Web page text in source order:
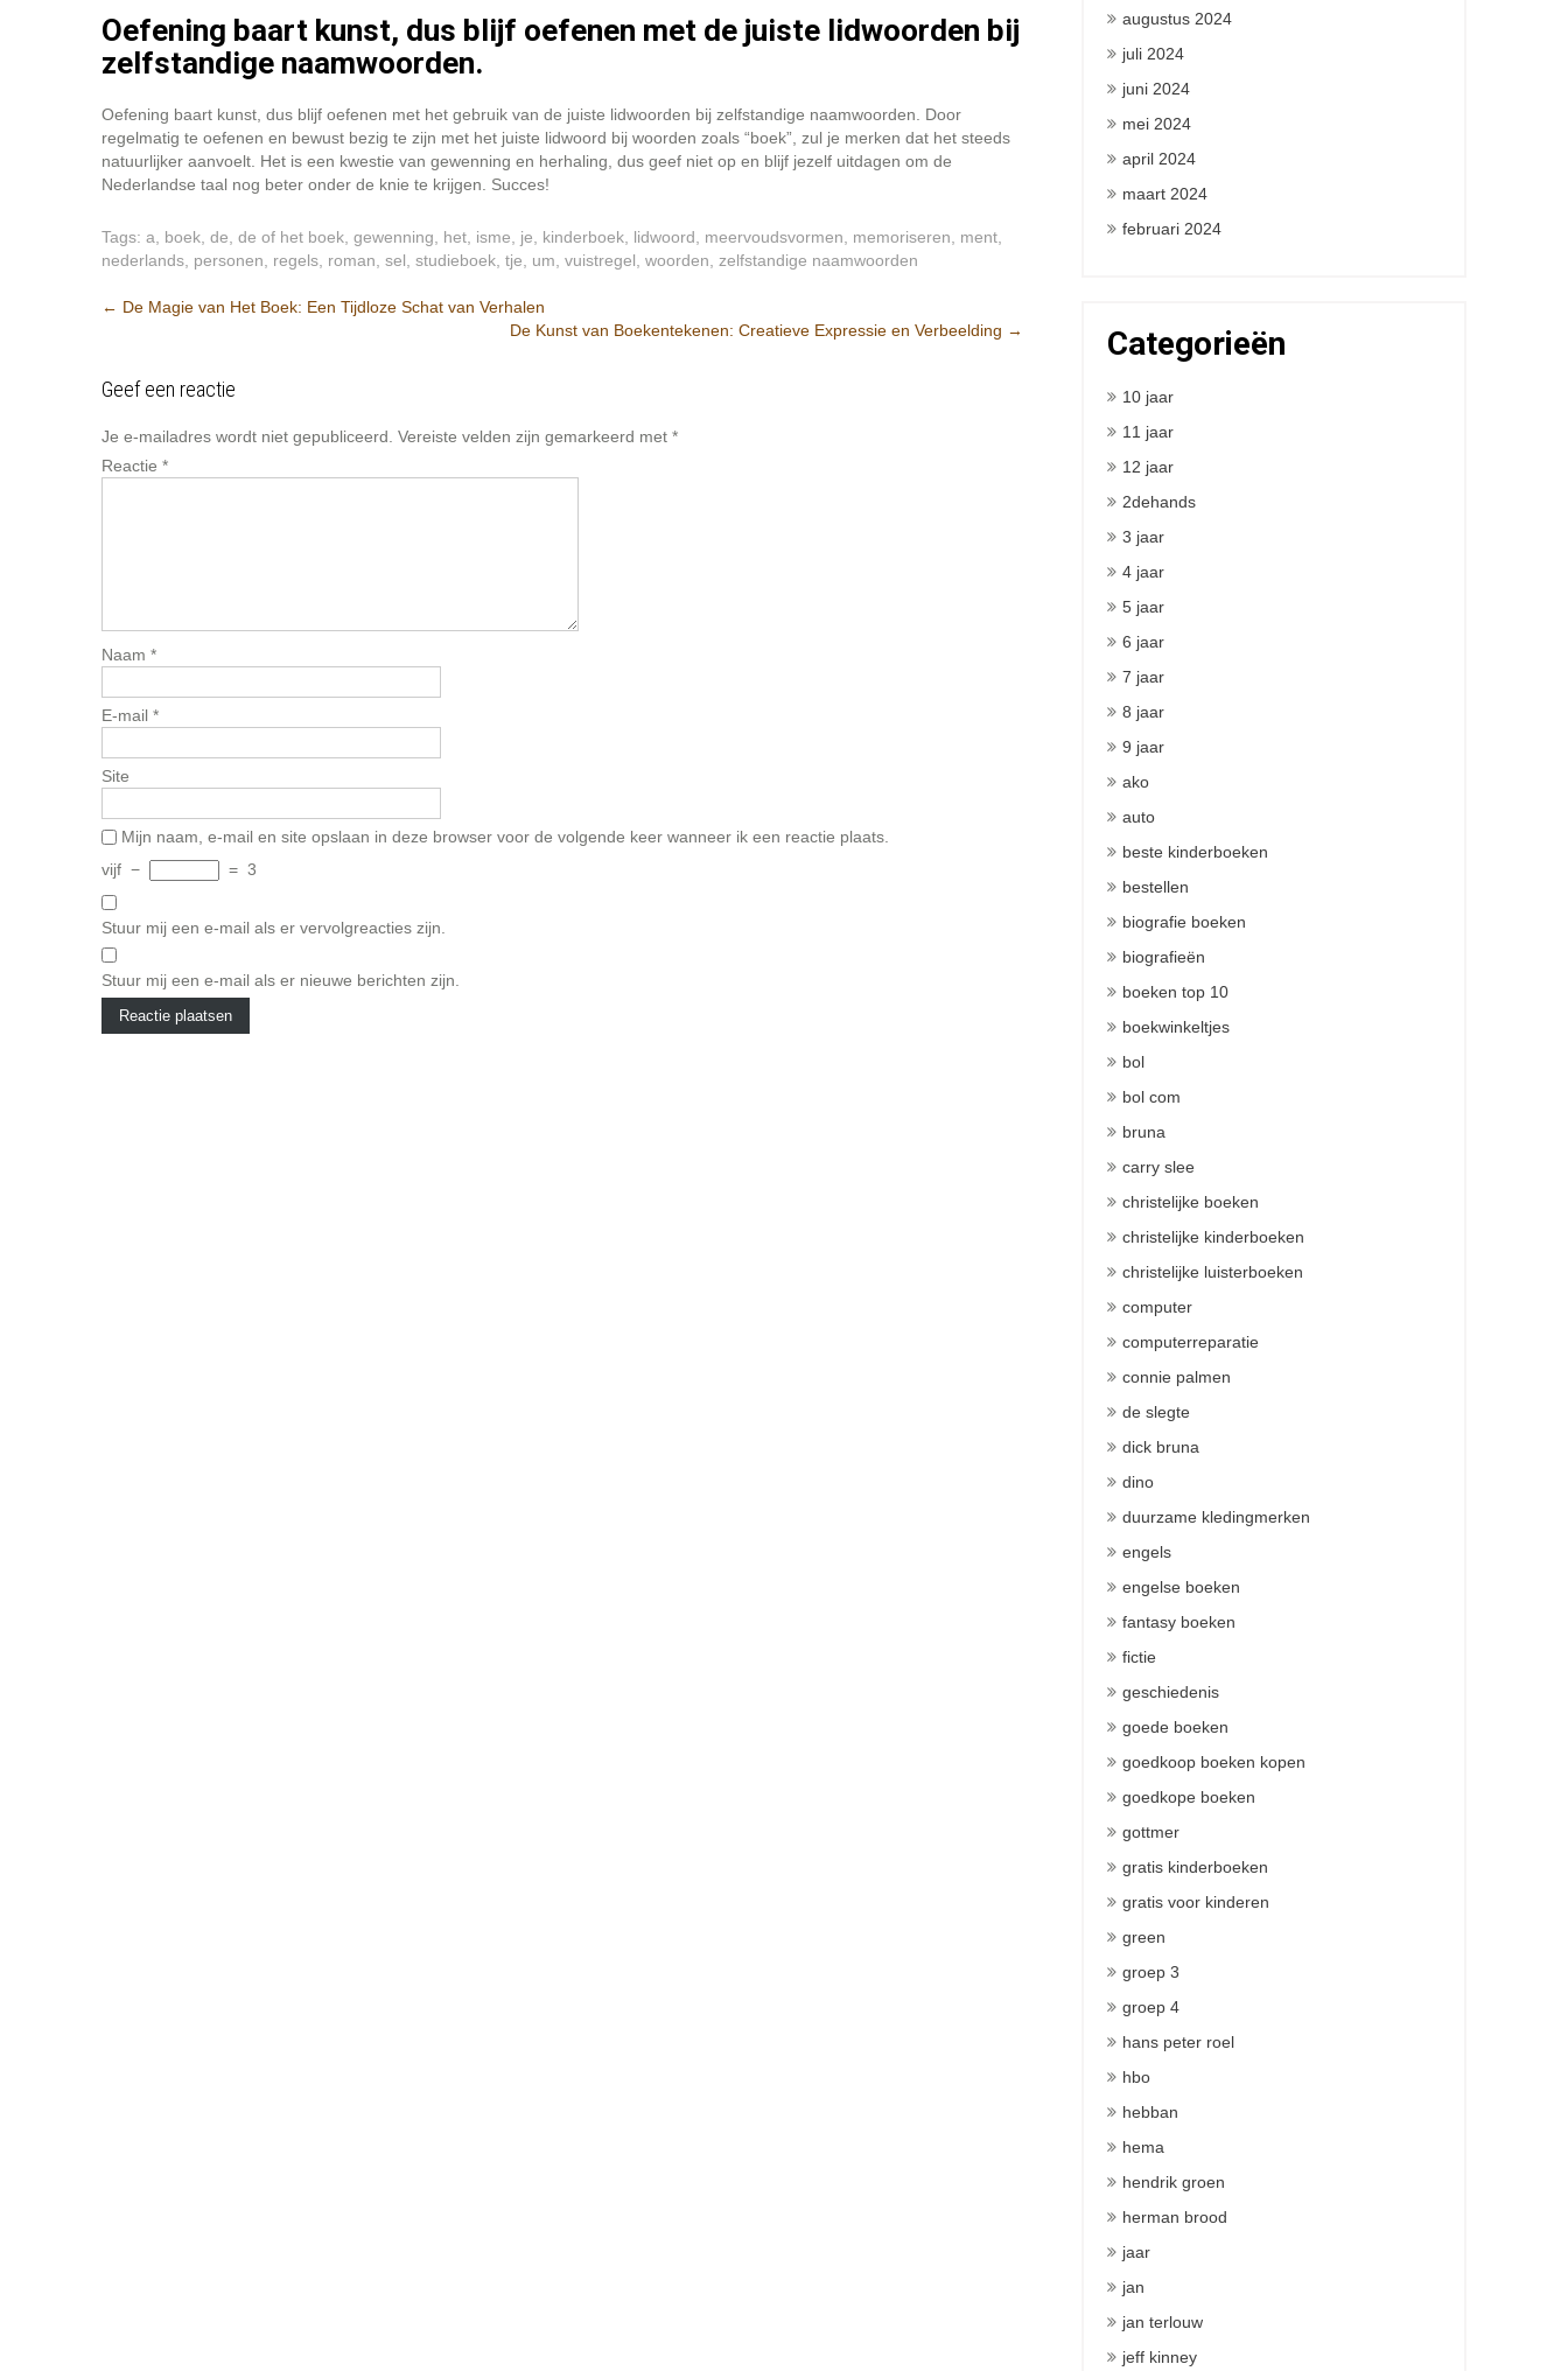
Oefening baart kunst, dus blijf oefenen met de juiste lidwoorden bij
zelfstandige naamwoorden.
Oefening baart kunst, dus blijf oefenen met het gebruik van de juiste lidwoorden bij zelfstandige naamwoorden. Door
regelmatig te oefenen en bewust bezig te zijn met het juiste lidwoord bij woorden zoals “boek”, zul je merken dat het steeds
natuurlijker aanvoelt. Het is een kwestie van gewenning en herhaling, dus geef niet op en blijf jezelf uitdagen om de
Nederlandse taal nog beter onder de knie te krijgen. Succes!
Tags: a boek de de of het boek gewenning het isme je kinderboek lidwoord meervoudsvormen memoriseren ment
nederlands personen regels roman sel studieboek tje um vuistregel woorden zelfstandige naamwoorden
Post
← De Magie van Het Boek: Een Tijdloze Schat van Verhalen
De Kunst van Boekentekenen: Creatieve Expressie en Verbeelding →
Geef een reactie
Je e-mailadres wordt niet gepubliceerd. Vereiste velden zijn gemarkeerd met *
Reactie *
Naam *
E-mail *
Site
Mijn naam, e-mail en site opslaan in deze browser voor de volgende keer wanneer ik een reactie plaats.
vijf − = 3
Stuur mij een e-mail als er vervolgreacties zijn.
Stuur mij een e-mail als er nieuwe berichten zijn.
augustus 2024
juli 2024
juni 2024
mei 2024
april 2024
maart 2024
februari 2024
Categorieën
10 jaar
11 jaar
12 jaar
2dehands
3 jaar
4 jaar
5 jaar
6 jaar
7 jaar
8 jaar
9 jaar
ako
auto
beste kinderboeken
bestellen
biografie boeken
biografieën
boeken top 10
boekwinkeltjes
bol
bol com
bruna
carry slee
christelijke boeken
christelijke kinderboeken
christelijke luisterboeken
computer
computerreparatie
connie palmen
de slegte
dick bruna
dino
duurzame kledingmerken
engels
engelse boeken
fantasy boeken
fictie
geschiedenis
goede boeken
goedkoop boeken kopen
goedkope boeken
gottmer
gratis kinderboeken
gratis voor kinderen
green
groep 3
groep 4
hans peter roel
hbo
hebban
hema
hendrik groen
herman brood
jaar
jan
jan terlouw
jeff kinney